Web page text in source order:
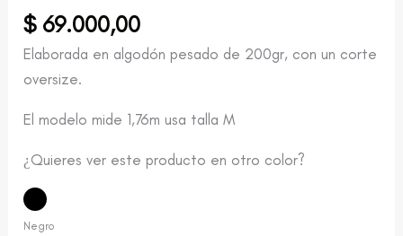
$69.000,00
Elaborada en algodón pesado de 200gr, con un corte
oversize.
El modelo mide 1,76m usa talla M
¿Quieres ver este producto en otro color?
Negro